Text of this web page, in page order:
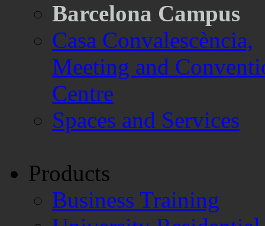
Barcelona Campus
Casa Convalescència,
Meeting and
Centre
Spaces and Services
Products
Business Training